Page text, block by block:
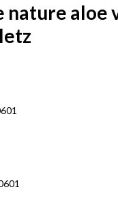
aloe